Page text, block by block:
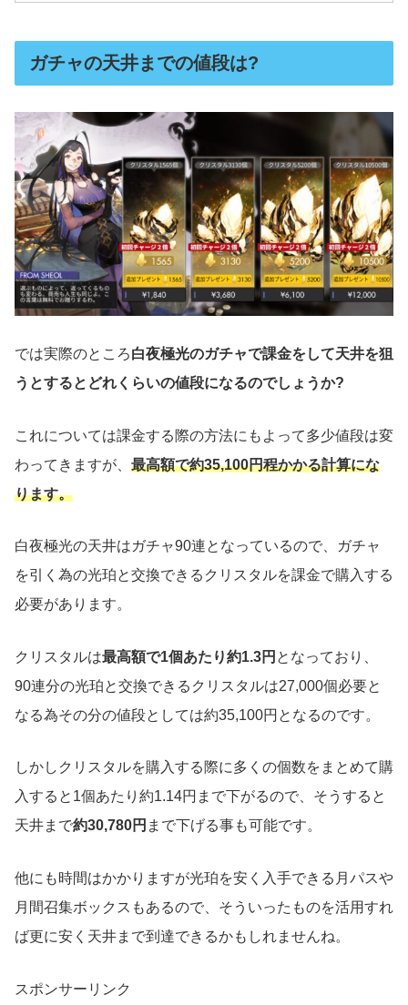
ガチャの天井までの値段は?
では実際のところ白夜極光のガチャで課金をして天井を狙
うとするとどれくらいの値段になるのでしょうか?
これについては課金する際の方法にもよって多少値段は変
わってきますが、 最高額で約35,100円程かかる計算にな
ります。
白夜極光の天井はガチャ90連となっているので、ガチャ
を引く為の光珀と交換できるクリスタルを課金で購入する
必要があります。
クリスタルは最高額で1個あたり約1.3円 となっており、
90連分の光珀と交換できるクリスタルは27,000個必要と
なる為その分の値段としては約35,100円となるのです。
しかしクリスタルを購入する際に多くの個数をまとめて購
入すると1個あたり約1.14円まで下がるので、そうすると
天井まで約30,780円 まで下げる事も可能です。
他にも時間はかかりますが光珀を安く入手できる月パスや
月間召集ボックスもあるので、そういったものを活用すれ
ば更に安く天井まで到達できるかもしれませんね。
スポンサーリンク